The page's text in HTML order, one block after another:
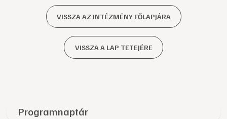
VISSZA AZ INTÉZMÉNY FŐLAPJÁRA
VISSZA A LAP TETEJÉRE
Programnaptár